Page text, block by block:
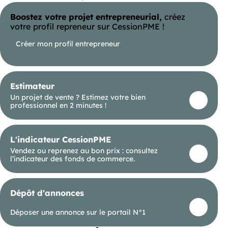
professionnelles. Boîte aux lettre disponible et
commune. Place de parking privé Caméra de
surveillance extérieur Loyer mensuel : 680€ HT
Charges mensuelles : 110€ soit un loyer de 790€
TTC / mois. Disponibilité : immédiate Honoraires à
pour organiser une visite ! Information
annonce : DPE NS indice et GES NS indice. Mlle (ID
Boostez votre projet entrepreneurial, créez
votre profil repreneur sur CessionPME !
Créer mon profil entrepreneur
Estimateur
Un projet de vente ? Estimez votre bien
professionnel en 2 minutes !
L'indicateur CessionPME
Vendez ou reprenez au bon prix : consultez
l’indicateur des fonds de commerce.
Dépôt d'annonces
Déposer une annonce sur le portail N°1